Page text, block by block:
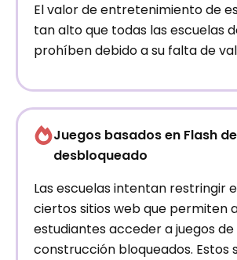
El valor de entretenimiento de
tan alto que todas las escuelas
prohíben debido a su falta de
Juegos basados ​​en Flash
desbloqueado
Las escuelas intentan restringir
ciertos sitios web que permiten
estudiantes acceder a juegos de
construcción bloqueados. Estos